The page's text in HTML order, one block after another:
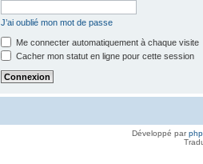
J’ai oublié mon mot de passe
Me connecter automatiquement à chaque visite
Cacher mon statut en ligne pour cette session
Développé par